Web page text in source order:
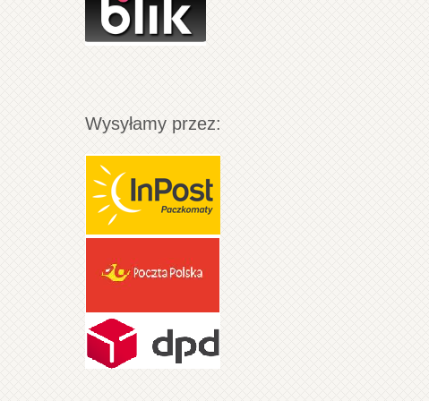
Wysyłamy przez: